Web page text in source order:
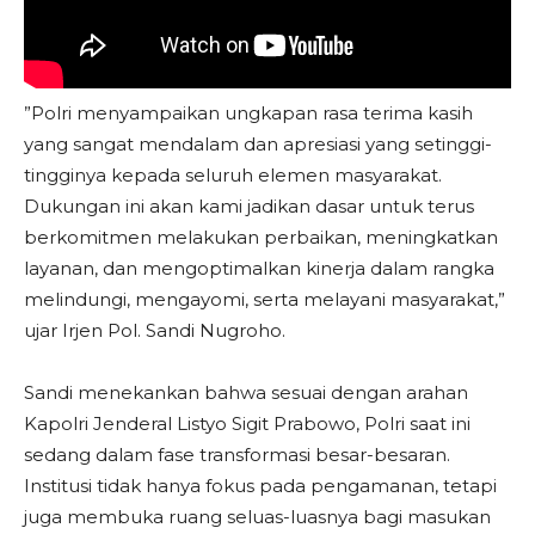
​”Polri menyampaikan ungkapan rasa terima kasih
yang sangat mendalam dan apresiasi yang setinggi-
tingginya kepada seluruh elemen masyarakat.
Dukungan ini akan kami jadikan dasar untuk terus
berkomitmen melakukan perbaikan, meningkatkan
layanan, dan mengoptimalkan kinerja dalam rangka
melindungi, mengayomi, serta melayani masyarakat,”
ujar Irjen Pol. Sandi Nugroho.
​Sandi menekankan bahwa sesuai dengan arahan
Kapolri Jenderal Listyo Sigit Prabowo, Polri saat ini
sedang dalam fase transformasi besar-besaran.
Institusi tidak hanya fokus pada pengamanan, tetapi
juga membuka ruang seluas-luasnya bagi masukan